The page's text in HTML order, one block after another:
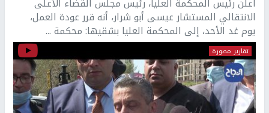
الانتقالي المستشار عيسى أبو شرار، أنه قرر عودة العمل،
يوم غد الأحد، إلى المحكمة العليا بشقيها: محكمة ...
تقارير مصورة